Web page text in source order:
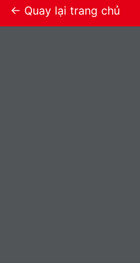
← Quay lại trang chủ